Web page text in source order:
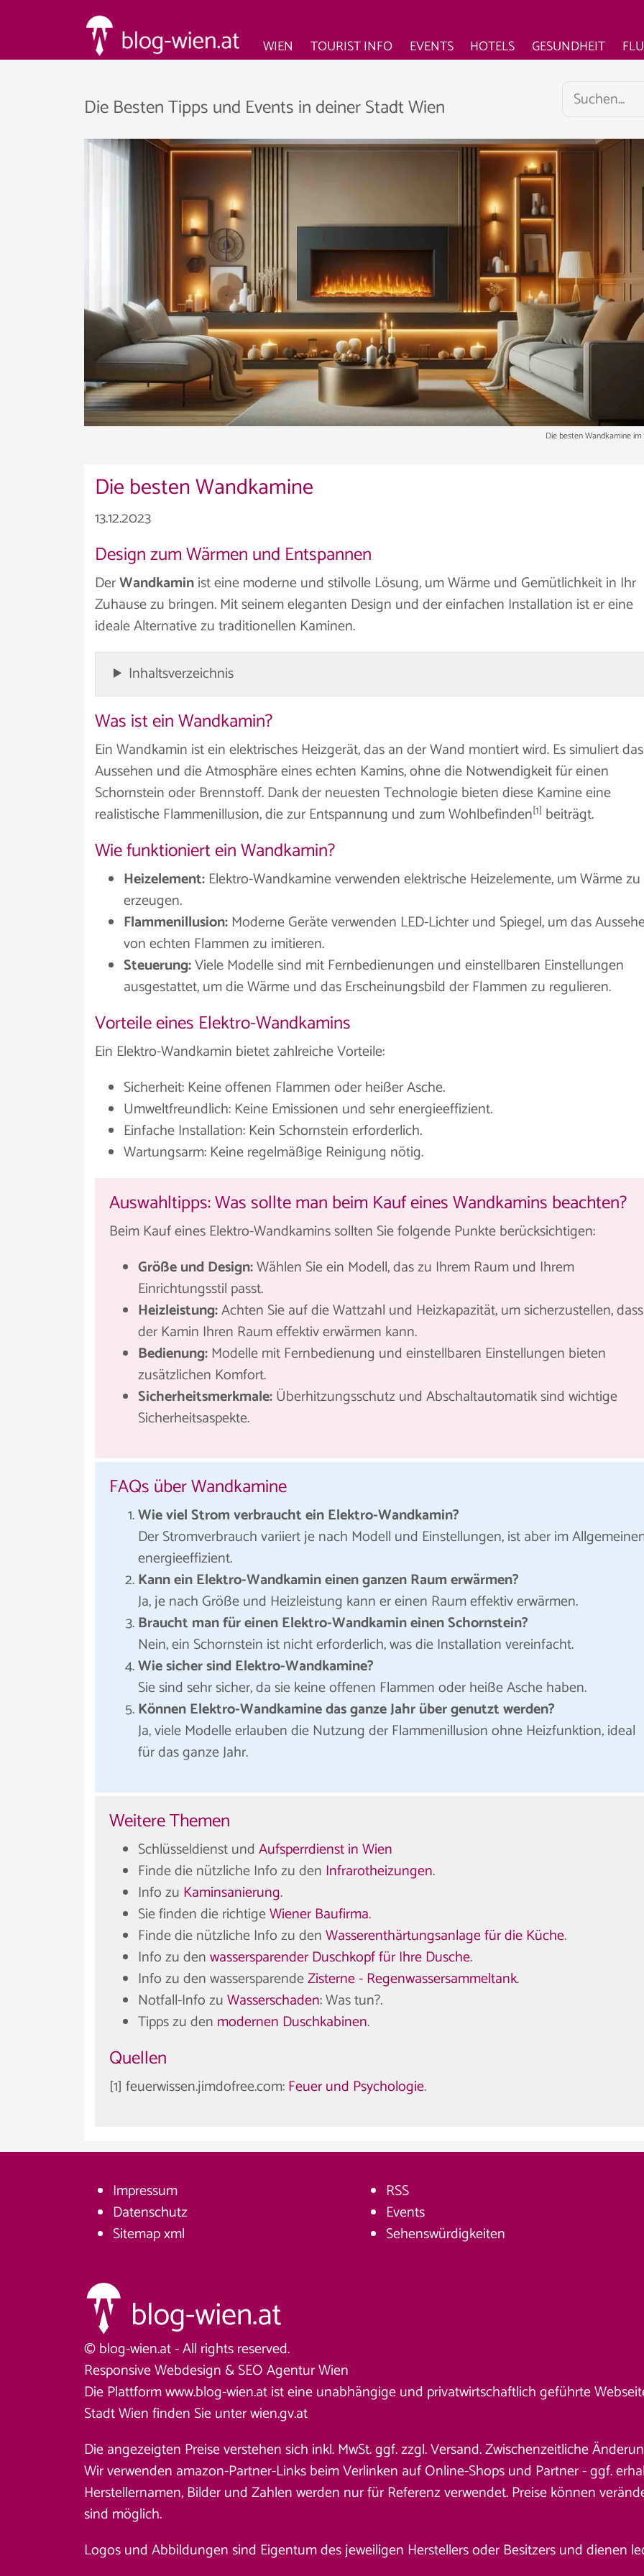
WIEN TOURIST INFO EVENTS HOTELS GESUNDHEIT
Die Besten Tipps und Events in deiner Stadt Wien
Die besten Wandkamine
Die besten Wandkamine
13.12.2023
Design zum Wärmen und Entspannen
DerWandkaminist eine moderne und stilvolle Lösung, um Wärme und Gemütlichkeit in Ihr
Zuhause zu bringen. Mit seinem eleganten Design und der einfachen Installation ist er eine
ideale Alternative zu traditionellen Kaminen.
Inhaltsverzeichnis
Was ist ein Wandkamin?
Ein Wandkamin ist ein elektrisches Heizgerät, das an der Wand montiert wird. Es simuliert das
Aussehen und die Atmosphäre eines echten Kamins, ohne die Notwendigkeit für einen
Schornstein oder Brennstoff. Dank der neuesten Technologie bieten diese Kamine eine
realistische Flammenillusion, die zur Entspannung und zum Wohlbefinden[1] beiträgt.
Wie funktioniert ein Wandkamin?
Heizelement: Elektro-Wandkamine verwenden elektrische Heizelemente, um Wärme zu
erzeugen.
Flammenillusion: Moderne Geräte verwenden LED-Lichter und Spiegel, um das
von echten Flammen zu imitieren.
Steuerung:Viele Modelle sind mit Fernbedienungen und einstellbaren Einstellungen
ausgestattet, um die Wärme und das Erscheinungsbild der Flammen zu regulieren.
Vorteile eines Elektro-Wandkamins
Ein Elektro-Wandkamin bietet zahlreiche Vorteile:
Sicherheit: Keine offenen Flammen oder heißer Asche.
Umweltfreundlich: Keine Emissionen und sehr energieeffizient.
Einfache Installation: Kein Schornstein erforderlich.
Wartungsarm: Keine regelmäßige Reinigung nötig.
Auswahltipps: Was sollte man beim Kauf eines Wandkamins beachten?
Beim Kauf eines Elektro-Wandkamins sollten Sie folgende Punkte berücksichtigen:
Größe und Design:Wählen Sie ein Modell, das zu Ihrem Raum und Ihrem
Einrichtungsstil passt.
Heizleistung:Achten Sie auf die Wattzahl und Heizkapazität, um sicherzustellen, dass
der Kamin Ihren Raum effektiv erwärmen kann.
Bedienung: Modelle mit Fernbedienung und einstellbaren Einstellungen bieten
zusätzlichen Komfort.
Sicherheitsmerkmale:Überhitzungsschutz und Abschaltautomatik sind wichtige
Sicherheitsaspekte.
FAQs über Wandkamine
Wie viel Strom verbraucht ein Elektro-Wandkamin?
Der Stromverbrauch variiert je nach Modell und Einstellungen, ist aber im
energieeffizient.
Kann ein Elektro-Wandkamin einen ganzen Raum erwärmen?
Ja, je nach Größe und Heizleistung kann er einen Raum effektiv erwärmen.
Braucht man für einen Elektro-Wandkamin einen Schornstein?
Nein, ein Schornstein ist nicht erforderlich, was die Installation vereinfacht.
Wie sicher sind Elektro-Wandkamine?
Sie sind sehr sicher, da sie keine offenen Flammen oder heiße Asche haben.
Können Elektro-Wandkamine das ganze Jahr über genutzt werden?
Ja, viele Modelle erlauben die Nutzung der Flammenillusion ohne Heizfunktion, ideal
für das ganze Jahr.
Weitere Themen
Schlüsseldienst und Aufsperrdienst in Wien
Finde die nützliche Info zu den Infrarotheizungen.
Info zu Kaminsanierung.
Sie finden die richtigeWiener Baufirma.
Finde die nützliche Info zu denWasserenthärtungsanlage für die Küche.
Info zu denwassersparender Duschkopf für Ihre Dusche.
Info zu den wassersparendeZisterne - Regenwassersammeltank.
Notfall-Info zuWasserschaden: Was tun?.
Tipps zu den modernen Duschkabinen.
Quellen
[1] feuerwissen.jimdofree.com:Feuer und Psychologie.
Impressum
Datenschutz
Sitemapxml
RSS
Events
Sehenswürdigkeiten
© blog-wien.at - All rights reserved.
Responsive Webdesign &SEO Agentur Wien
Die Plattform www.blog-wien.at ist eine unabhängige und privatwirtschaftlich geführte
Stadt Wien finden Sie unterwien.gv.at
Die angezeigten Preise verstehen sich inkl. MwSt. ggf. zzgl. Versand. Zwischenzeitliche
Wir verwenden amazon-Partner-Links beim Verlinken auf Online-Shops und Partner - ggf.
Herstellernamen, Bilder und Zahlen werden nur für Referenz verwendet. Preise können
sind möglich.
Logos und Abbildungen sind Eigentum des jeweiligen Herstellers oder Besitzers und dienen